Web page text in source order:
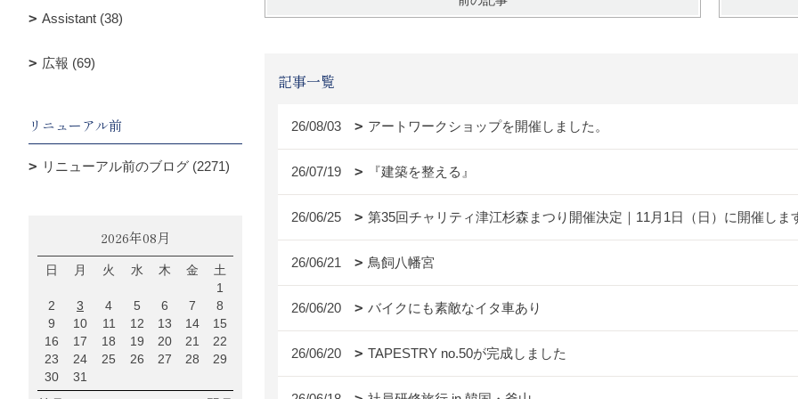
記事一覧
26/08/03 アートワークショップを開催しました。
26/07/19 『建築を整える』
26/06/25 第35回チャリティ津江杉森まつり開催決定｜11月1日（日）に開催しま
26/06/21 鳥飼八幡宮
26/06/20 バイクにも素敵なイタ車あり
26/06/20 TAPESTRY no.50が完成しました
Assistant (38)
広報 (69)
リニューアル前
リニューアル前のブログ (2271)
2026年08月
日 月 火 水 木 金
土
1
2
3 4 5 6 7
8
9
10 11 12 13 14
15
16
17 18 19 20 21
22
23
24 25 26 27 28
29
30
31